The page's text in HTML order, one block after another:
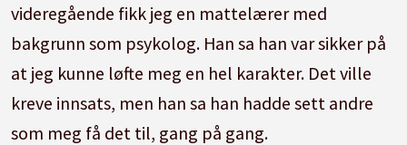
videregående fikk jeg en mattelærer med
bakgrunn som psykolog. Han sa han var sikker på
at jeg kunne løfte meg en hel karakter. Det ville
kreve innsats, men han sa han hadde sett andre
som meg få det til, gang på gang.